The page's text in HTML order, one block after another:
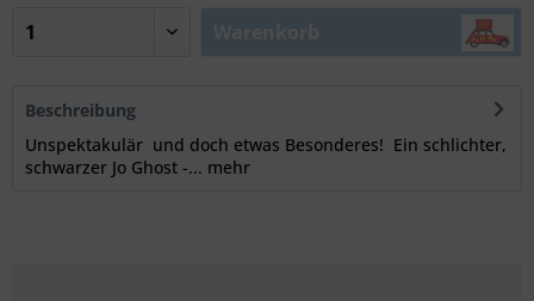
Beschreibung
Unspektakulär und doch etwas Besonderes! Ein schlichter,
schwarzer Jo Ghost -... mehr